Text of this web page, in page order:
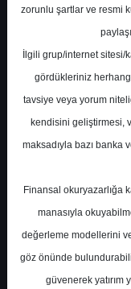
En Yüksek Tahmin
Ortalama Fiyat
Ortalama Getiri
zorunlu şartlar ve resmi
İlgili grup/internet sitesi/
gördükleriniz
tavsiye veya yorum
kendisini geliştirmesi,
maksadıyla bazı banka
Finansal okuryazarlığa
manasıyla
değerleme modellerini
göz önünde
güvenerek yatırım